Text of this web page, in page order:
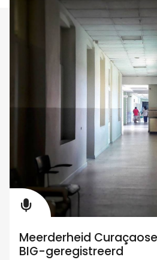
Meerderheid
BIG-geregistreerd